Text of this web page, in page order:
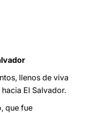
llenos de viva
El Salvador.
que fue